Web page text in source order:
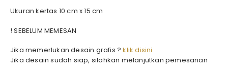
Ukuran kertas 10 cm x 15 cm
! SEBELUM MEMESAN
Jika memerlukan desain grafis ?klik disini
Jika desain sudah siap, silahkan melanjutkan pemesanan